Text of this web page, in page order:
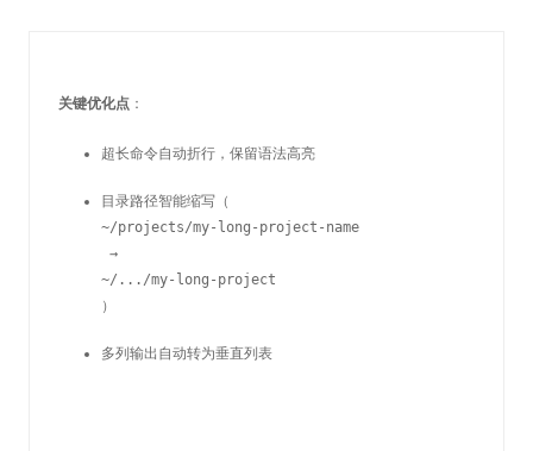
关键优化点
超长命令自动折行，保留语法高亮
目录路径智能缩写（
~/projects/my-long-project-name
→
~/.../my-long-project
）
多列输出自动转为垂直列表